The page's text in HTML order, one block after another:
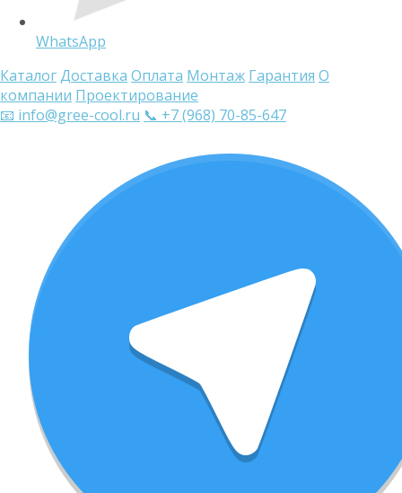
WhatsApp
КаталогДоставка Оплата Монтаж Гарантия О
компании Проектирование
📧 info@gree-cool.ru 📞 +7 (968) 70-85-647